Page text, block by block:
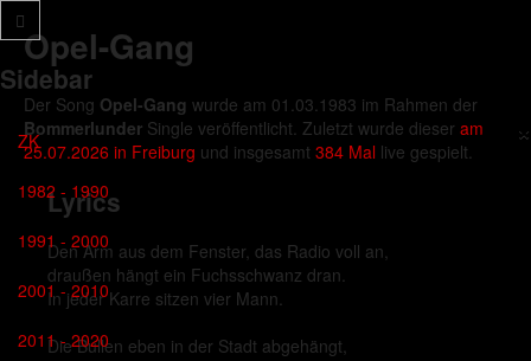
Sidebar
×
ZK
1982 - 1990
1991 - 2000
2001 - 2010
2011 - 2020
Opel-Gang
Der Song Opel-Gang wurde am 01.03.1983 im Rahmen der
Bommerlunder Single veröffentlicht. Zuletzt wurde dieser am
25.07.2026 in Freiburg und insgesamt 384 Mal live gespielt.
Lyrics
Den Arm aus dem Fenster, das Radio voll an,
draußen hängt ein Fuchsschwanz dran.
In jeder Karre sitzen vier Mann.
Die Bullen eben in der Stadt abgehängt,